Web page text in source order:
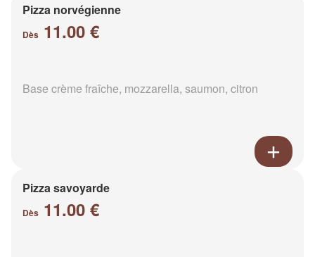
Pizza norvégienne
Dès 11.00 €
Base crème fraîche, mozzarella, saumon, citron
Pizza savoyarde
Dès 11.00 €